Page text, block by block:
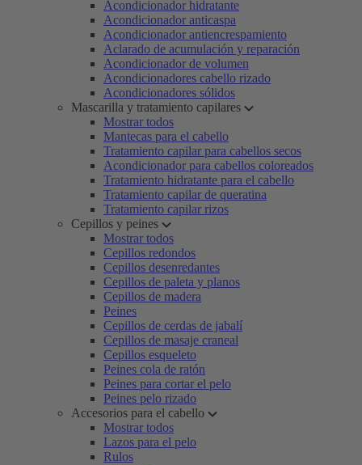
Acondicionador hidratante
Acondicionador anticaspa
Acondicionador antiencrespamiento
Aclarado de acumulación y reparación
Acondicionador de volumen
Acondicionadores cabello rizado
Acondicionadores sólidos
Mascarilla y tratamiento capilares
Mostrar todos
Mantecas para el cabello
Tratamiento capilar para cabellos secos
Acondicionador para cabellos coloreados
Tratamiento hidratante para el cabello
Tratamiento capilar de queratina
Tratamiento capilar rizos
Cepillos y peines
Mostrar todos
Cepillos redondos
Cepillos desenredantes
Cepillos de paleta y planos
Cepillos de madera
Peines
Cepillos de cerdas de jabalí
Cepillos de masaje craneal
Cepillos esqueleto
Peines cola de ratón
Peines para cortar el pelo
Peines pelo rizado
Accesorios para el cabello
Mostrar todos
Lazos para el pelo
Rulos